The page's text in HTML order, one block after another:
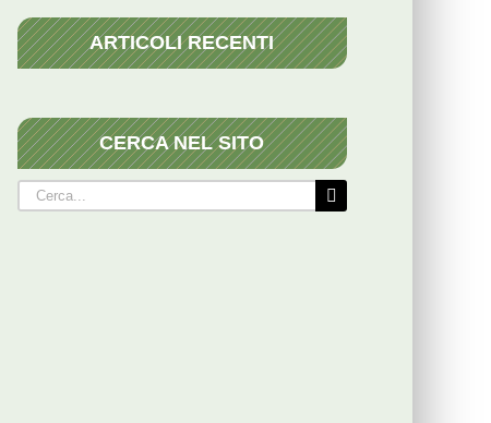
ARTICOLI RECENTI
CERCA NEL SITO
Cerca
per: